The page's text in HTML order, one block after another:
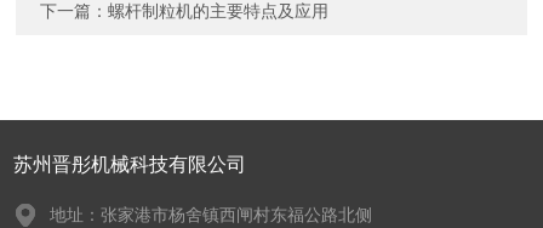
下一篇：螺杆制粒机的主要特点及应用
苏州晋彤机械科技有限公司
地址：张家港市杨舍镇西闸村东福公路北侧